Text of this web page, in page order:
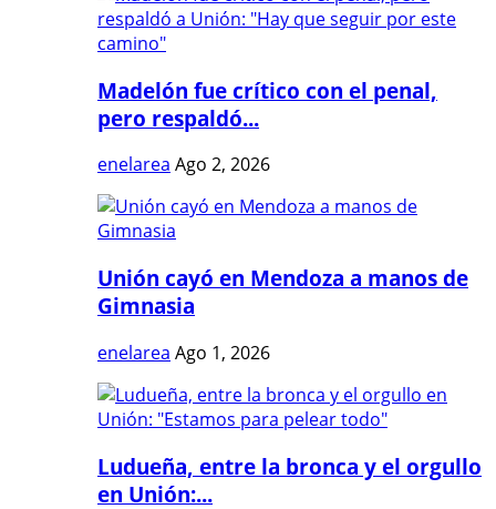
Madelón fue crítico con el penal,
pero respaldó...
enelarea Ago 2, 2026
Unión cayó en Mendoza a manos de
Gimnasia
enelarea Ago 1, 2026
Ludueña, entre la bronca y el orgullo
en Unión:...